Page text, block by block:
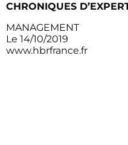
CHRONIQUES
MANAGEMENT
Le 14/10/2019
www.hbrfrance.fr